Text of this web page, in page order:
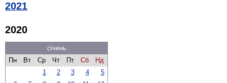
2021
2020
січень
Пн
Вт Ср Чт Пт Сб
Нд
1
2 3 4
5